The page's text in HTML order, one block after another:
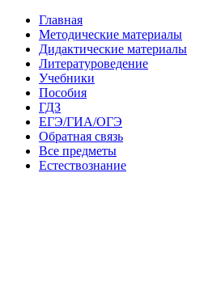
Главная
Методические материалы
Дидактические материалы
Литературоведение
Учебники
Пособия
ГДЗ
ЕГЭ/ГИА/ОГЭ
Обратная связь
Все предметы
Естествознание